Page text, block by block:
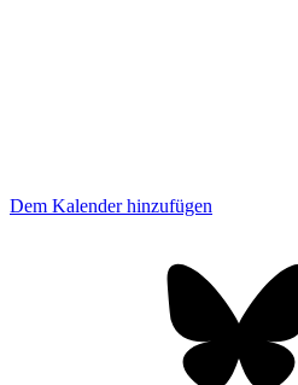
Dem Kalender hinzufügen